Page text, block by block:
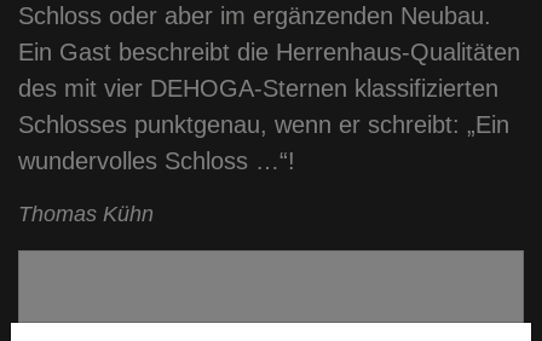
Schloss oder aber im ergänzenden Neubau.
Ein Gast beschreibt die Herrenhaus-Qualitäten
des mit vier DEHOGA-Sternen klassifizierten
Schlosses punktgenau, wenn er schreibt: „Ein
wundervolles Schloss …“!
Thomas Kühn